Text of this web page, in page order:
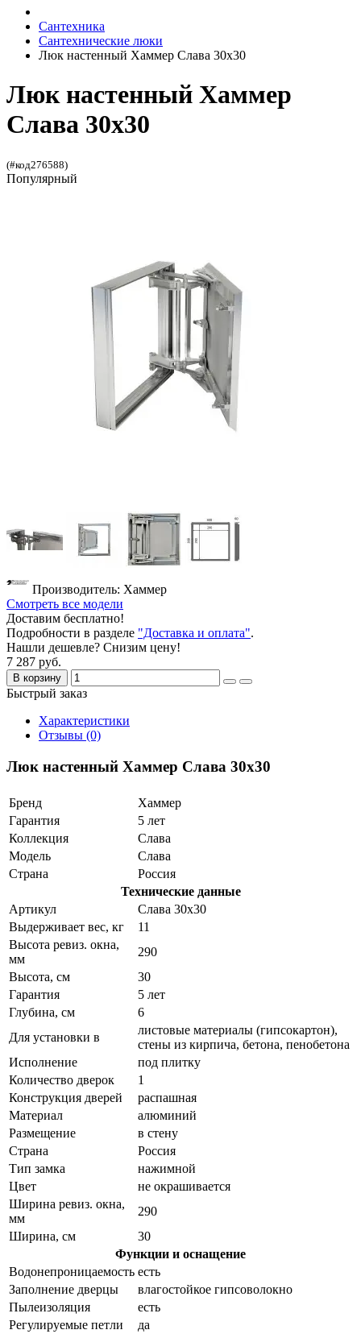
Сантехника
Сантехнические люки
Люк настенный Хаммер Слава 30x30
Люк настенный Хаммер
Слава 30x30
(#код276588)
Популярный
Производитель: Хаммер
Смотреть все модели
Доставим бесплатно!
Подробности в разделе "Доставка и оплата".
Нашли дешевле? Снизим цену!
7 287 руб.
В корзину
Быстрый заказ
Характеристики
Отзывы (0)
Люк настенный Хаммер Слава 30x30
Бренд
Хаммер
Гарантия
5 лет
Коллекция
Слава
Модель
Слава
Страна
Россия
Технические данные
Артикул
Слава 30x30
Выдерживает вес, кг
11
Высота ревиз. окна,
мм
290
Высота, см
30
Гарантия
5 лет
Глубина, см
6
Для установки в
листовые материалы (гипсокартон),
стены из кирпича, бетона, пенобетона
Исполнение
под плитку
Количество дверок
1
Конструкция дверей
распашная
Материал
алюминий
Размещение
в стену
Страна
Россия
Тип замка
нажимной
Цвет
не окрашивается
Ширина ревиз. окна,
мм
290
Ширина, см
30
Функции и оснащение
Водонепроницаемость есть
Заполнение дверцы
влагостойкое гипсоволокно
Пылеизоляция
есть
Регулируемые петли
да